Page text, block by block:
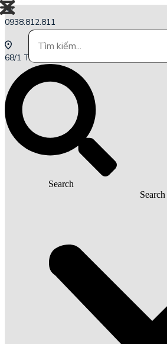
0938.812.811
68/1 Trần Tấn, p.Tân Sơn Nhì, Tp.HCM
Search
Search